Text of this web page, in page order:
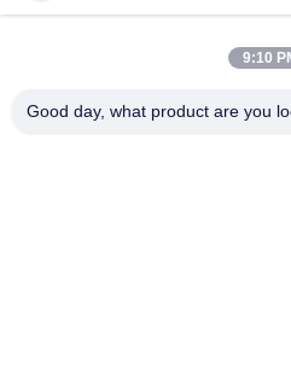
Perimeter Jalan kaki Pintu
10W Mudah Pemasangan Lampu
9:10
Good day, what product are you